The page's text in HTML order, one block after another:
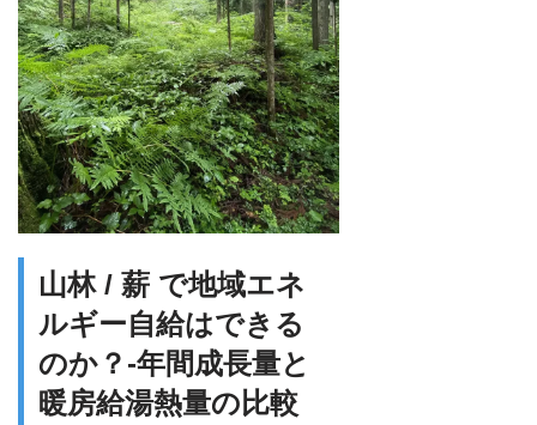
山林 / 薪 で地域エネ
ルギー自給はできる
のか？-年間成長量と
暖房給湯熱量の比較